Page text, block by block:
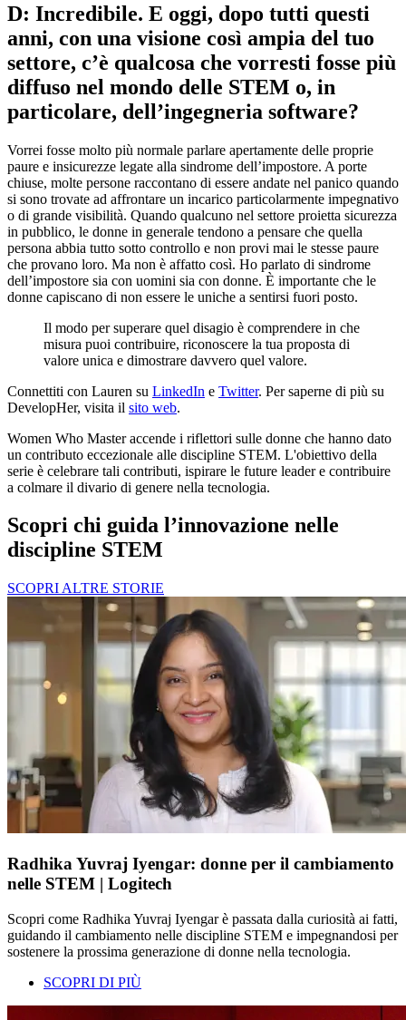
D: Incredibile. E oggi, dopo tutti questi
anni, con una visione così ampia del tuo
settore, c’è qualcosa che vorresti fosse più
diffuso nel mondo delle STEM o, in
particolare, dell’ingegneria software?
Vorrei fosse molto più normale parlare apertamente delle proprie
paure e insicurezze legate alla sindrome dell’impostore. A porte
chiuse, molte persone raccontano di essere andate nel panico quando
si sono trovate ad affrontare un incarico particolarmente impegnativo
o di grande visibilità. Quando qualcuno nel settore proietta sicurezza
in pubblico, le donne in generale tendono a pensare che quella
persona abbia tutto sotto controllo e non provi mai le stesse paure
che provano loro. Ma non è affatto così. Ho parlato di sindrome
dell’impostore sia con uomini sia con donne. È importante che le
donne capiscano di non essere le uniche a sentirsi fuori posto.
Il modo per superare quel disagio è comprendere in che
misura puoi contribuire, riconoscere la tua proposta di
valore unica e dimostrare davvero quel valore.
Connettiti con Lauren su LinkedIn e Twitter. Per saperne di più su
DevelopHer, visita il sito web.
Women Who Master accende i riflettori sulle donne che hanno dato
un contributo eccezionale alle discipline STEM. L'obiettivo della
serie è celebrare tali contributi, ispirare le future leader e contribuire
a colmare il divario di genere nella tecnologia.
Scopri chi guida l’innovazione nelle
discipline STEM
SCOPRI ALTRE STORIE
Radhika Yuvraj Iyengar: donne per il cambiamento
nelle STEM | Logitech
Scopri come Radhika Yuvraj Iyengar è passata dalla curiosità ai fatti,
guidando il cambiamento nelle discipline STEM e impegnandosi per
sostenere la prossima generazione di donne nella tecnologia.
SCOPRI DI PIÙ